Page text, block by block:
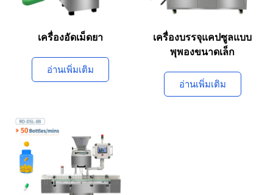
เครื่องอัดเม็ดยา
อ่านเพิ่มเติม
เครื่องบรรจุแคปซูลแบบ
พุพองขนาดเล็ก
อ่านเพิ่มเติม